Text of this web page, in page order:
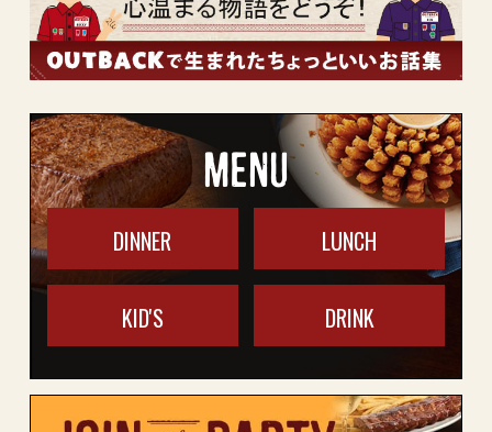
MENU
DINNER LUNCH
KID'S DRINK